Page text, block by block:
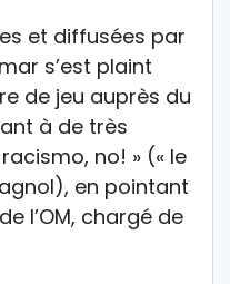
et diffusées par
s’est plaint
de jeu auprès du
à de très
no! » (« le
en pointant
l’OM, chargé de